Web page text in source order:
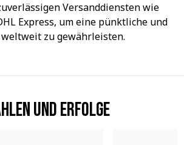
Versanddiensten wie
Express, um eine pünktliche und
zu gewährleisten.
und Erfolge